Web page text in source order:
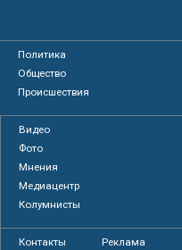
Политика
Общество
Происшествия
Видео
Фото
Мнения
Медиацентр
Колумнисты
Контакты Реклама